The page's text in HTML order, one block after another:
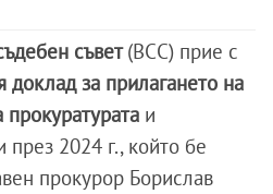
съвет(ВСС) прие с
доклад за прилагането на
и
през 2024 г., който бе
прокурор Борислав